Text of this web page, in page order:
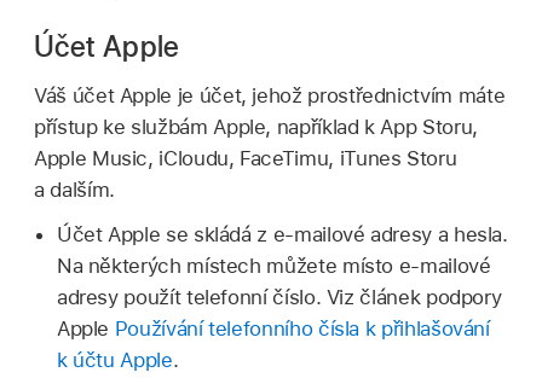
Účet Apple
Váš účet Apple je účet, jehož prostřednictvím máte
přístup ke službám Apple, například k App Storu,
Apple Music, iCloudu, FaceTimu, iTunes Storu
a dalším.
Účet Apple se skládá z e‑mailové adresy a hesla.
Na některých místech můžete místo e‑mailové
adresy použít telefonní číslo. Viz článek podpory
Apple Používání telefonního čísla k přihlašování
k účtu Apple.